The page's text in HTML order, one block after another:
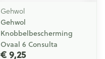
Gehwol
Gehwol
Knobbelbescherming
Ovaal 6 Consulta
€ 9,25